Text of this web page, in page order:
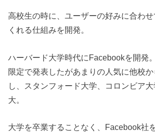
高校生の時に、ユーザーの好みに合わ
くれる仕組みを開発。
ハーバード大学時代にFacebookを開発
限定で発表したがあまりの人気に他校
し、スタンフォード大学、コロンビア
大。
大学を卒業することなく、Facebook社